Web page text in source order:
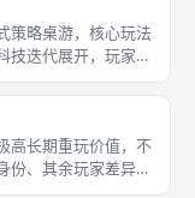
策略桌游，核心玩法
技迭代展开，玩家将
期内，统筹资金、能
、行星着陆采样、外
高长期重玩价值，不
份、其余玩家差异化
变本局躲藏、投票策